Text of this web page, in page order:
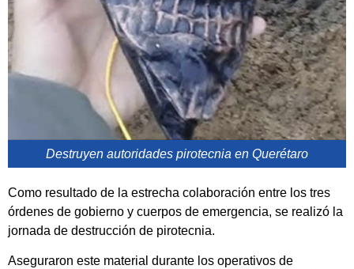
Destruyen autoridades pirotecnia en Querétaro
Como resultado de la estrecha colaboración entre los tres
órdenes de gobierno y cuerpos de emergencia, se realizó la
jornada de destrucción de pirotecnia.
Aseguraron este material durante los operativos de